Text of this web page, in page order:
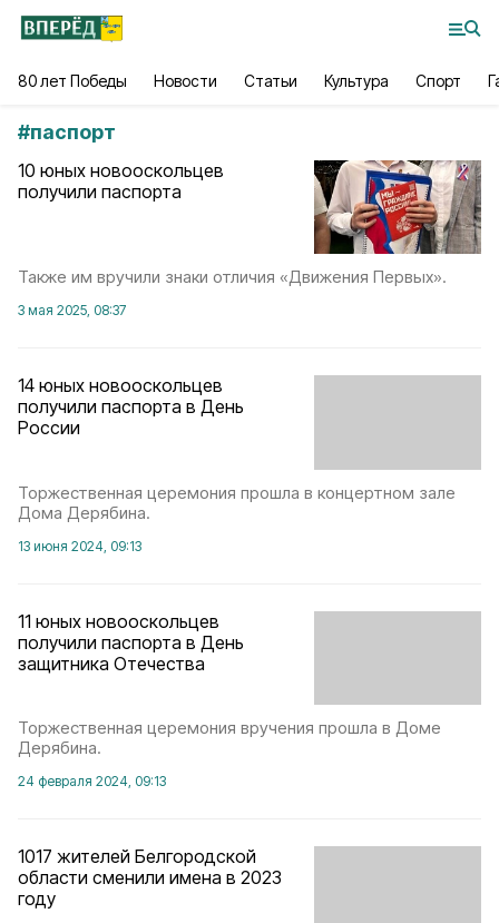
80 лет Победы Новости Статьи Культура Спорт
#паспорт
10 юных новооскольцев
получили паспорта
Также им вручили знаки отличия «Движения Первых».
3 мая 2025, 08:37
14 юных новооскольцев
получили паспорта в День
России
Торжественная церемония прошла в концертном зале
Дома Дерябина.
13 июня 2024, 09:13
11 юных новооскольцев
получили паспорта в День
защитника Отечества
Торжественная церемония вручения прошла в Доме
Дерябина.
24 февраля 2024, 09:13
1017 жителей Белгородской
области сменили имена в 2023
году